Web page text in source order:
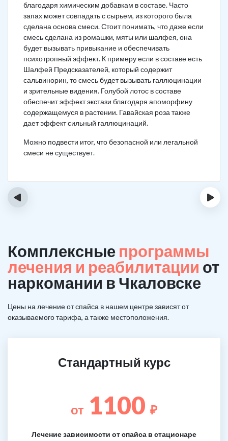
благодаря химическим добавкам в составе. Часто
запах может совпадать с сырьем, из которого была
сделана основа смеси. Стоит понимать, что даже если
смесь сделана из ромашки, мяты или шалфея, она
будет вызывать привыкание и обеспечивать
психотропный эффект. К примеру если в составе есть
Шалфей Предсказателей, который содержит
сальвинорин, то смесь будет вызывать галлюцинации
и зрительные видения. Голубой лотос в составе
обеспечит эффект экстази благодаря апоморфину
содержащемуся в растении. Гавайская роза также
дает эффект сильный галлюцинаций.
Можно подвести итог, что безопасной или легальной
смеси не существует.
‹ ›
Комплексные программы
лечения и реабилитации от
наркомании в Чкаловске
Цены на лечение от спайса в нашем центре зависят от
оказываемого тарифа, а также местоположения.
Стандартный курс
от 1100 ₽
Лечение зависимости от спайса в стационаре